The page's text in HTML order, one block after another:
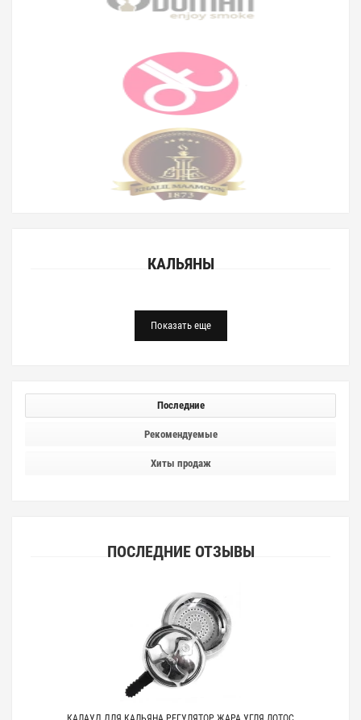
КАЛЬЯНЫ
Показать еще
Последние
Рекомендуемые
Хиты продаж
ПОСЛЕДНИЕ ОТЗЫВЫ